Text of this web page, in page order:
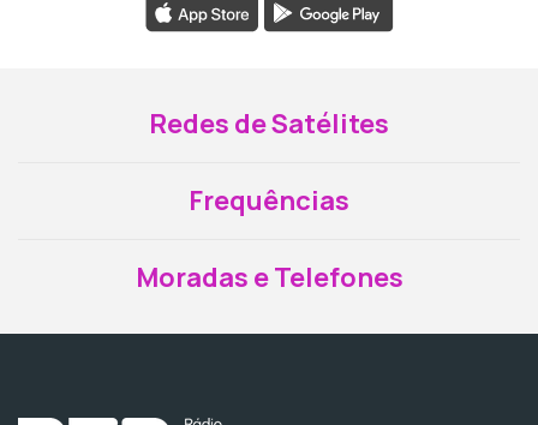
Redes de Satélites
Frequências
Moradas e Telefones